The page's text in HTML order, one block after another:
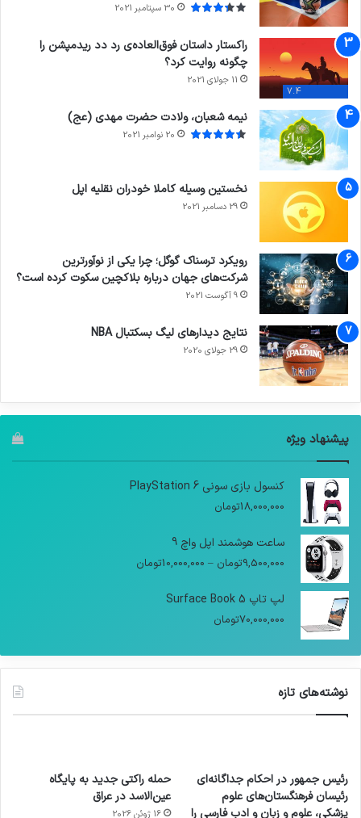
30 سپتامبر 2021
7.4
راکستار داستان فوق‌العاده‌ی رد دد ریدمپشن را
چگونه روایت کرد؟
11 جولای 2021
نیمه شعبان، ولادت حضرت مهدی (عج)
20 نوامبر 2021
نخستین وسیله کاملا خودران نقلیه اپل
29 دسامبر 2021
رویکرد ترسناک گوگل؛ چرا یکی از نوآورترین
شرکت‌های جهان درباره بلاکچین سکوت کرده است؟
9 آگوست 2021
نتایج دیدار‌های لیگ بسکتبال NBA
29 جولای 2020
پیشنهاد ویژه
کنسول بازی سونی PlayStation 6
18,000,000تومان
ساعت هوشمند اپل واچ 9
9,500,000تومان –
10,000,000تومان
لپ تاپ Surface Book 5
70,000,000تومان
نوشته‌های تازه
رئیس جمهور در احکام جداگانه‌ای
رئیسان فرهنگستان‌های علوم
پزشکی، علوم و زبان و ادب فارسی را
حمله راکتی جدید به پایگاه
عین‌الاسد در عراق
16 ژوئن 2026